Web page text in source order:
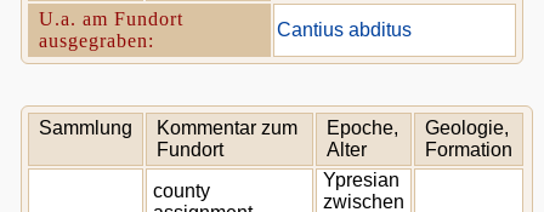
U.a. am Fundort
ausgegraben:
Cantius abditus
Sammlung
Kommentar zum
Fundort
Epoche,
Alter
Geologie,
Formation
county
Ypresian
zwischen